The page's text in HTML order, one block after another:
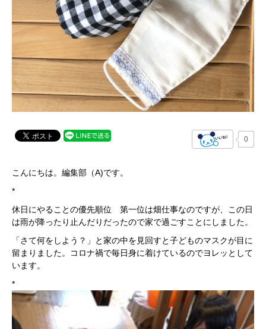
0
こんにちは。編集部（A)です。
*
休日にやることの優先順位 第一位は畑仕事なのですが、この日
は雨が降ったり止んだりだったので家で過ごすことにしました。
「さて何をしよう？」と家の中を見回すと子どものマスクが目に
留まりました。
コロナ禍で毎日身に着けているのでヨレッとして
います。
*